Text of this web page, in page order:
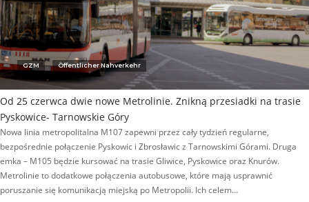
GZM Öffentlicher Nahverkehr
Od 25 czerwca dwie nowe Metrolinie. Znikną przesiadki na trasie
Pyskowice- Tarnowskie Góry
Nowa linia metropolitalna M107 zapewni przez cały tydzień regularne,
bezpośrednie połączenie Pyskowic i Zbrosławic z Tarnowskimi Górami. Druga
emka – M105 będzie kursować na trasie Gliwice, Pyskowice oraz Knurów.
Metrolinie to dodatkowe połączenia autobusowe, które mają usprawnić
poruszanie się komunikacją miejską po Metropolii. Ich celem…